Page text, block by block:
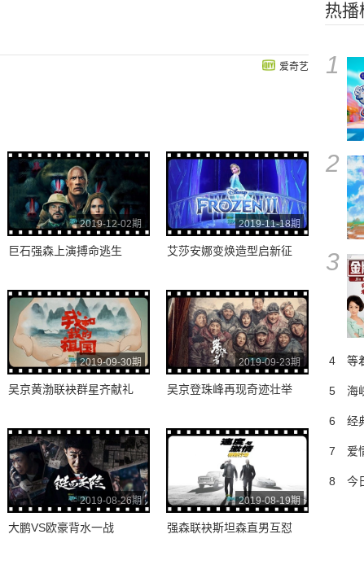
热播
1
2
3
4 等
5 海
6 经
7 爱
8 今
爱奇艺
2019-12-02期
巨石强森上演搏命逃生
2019-11-18期
艾莎安娜变焕造型启新征
2019-09-30期
吴京黄渤联袂群星齐献礼
2019-09-23期
吴京登珠峰再现奇迹壮举
2019-08-26期
大鹏VS欧豪背水一战
2019-08-19期
强森联袂斯坦森直男互怼